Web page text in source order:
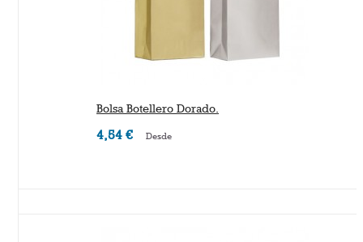
Bolsa Botellero Dorado.
4,54 € Desde